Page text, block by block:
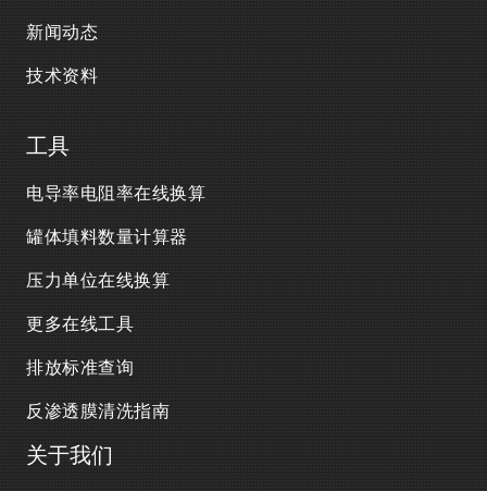
新闻动态
技术资料
工具
电导率电阻率在线换算
罐体填料数量计算器
压力单位在线换算
更多在线工具
排放标准查询
反渗透膜清洗指南
关于我们